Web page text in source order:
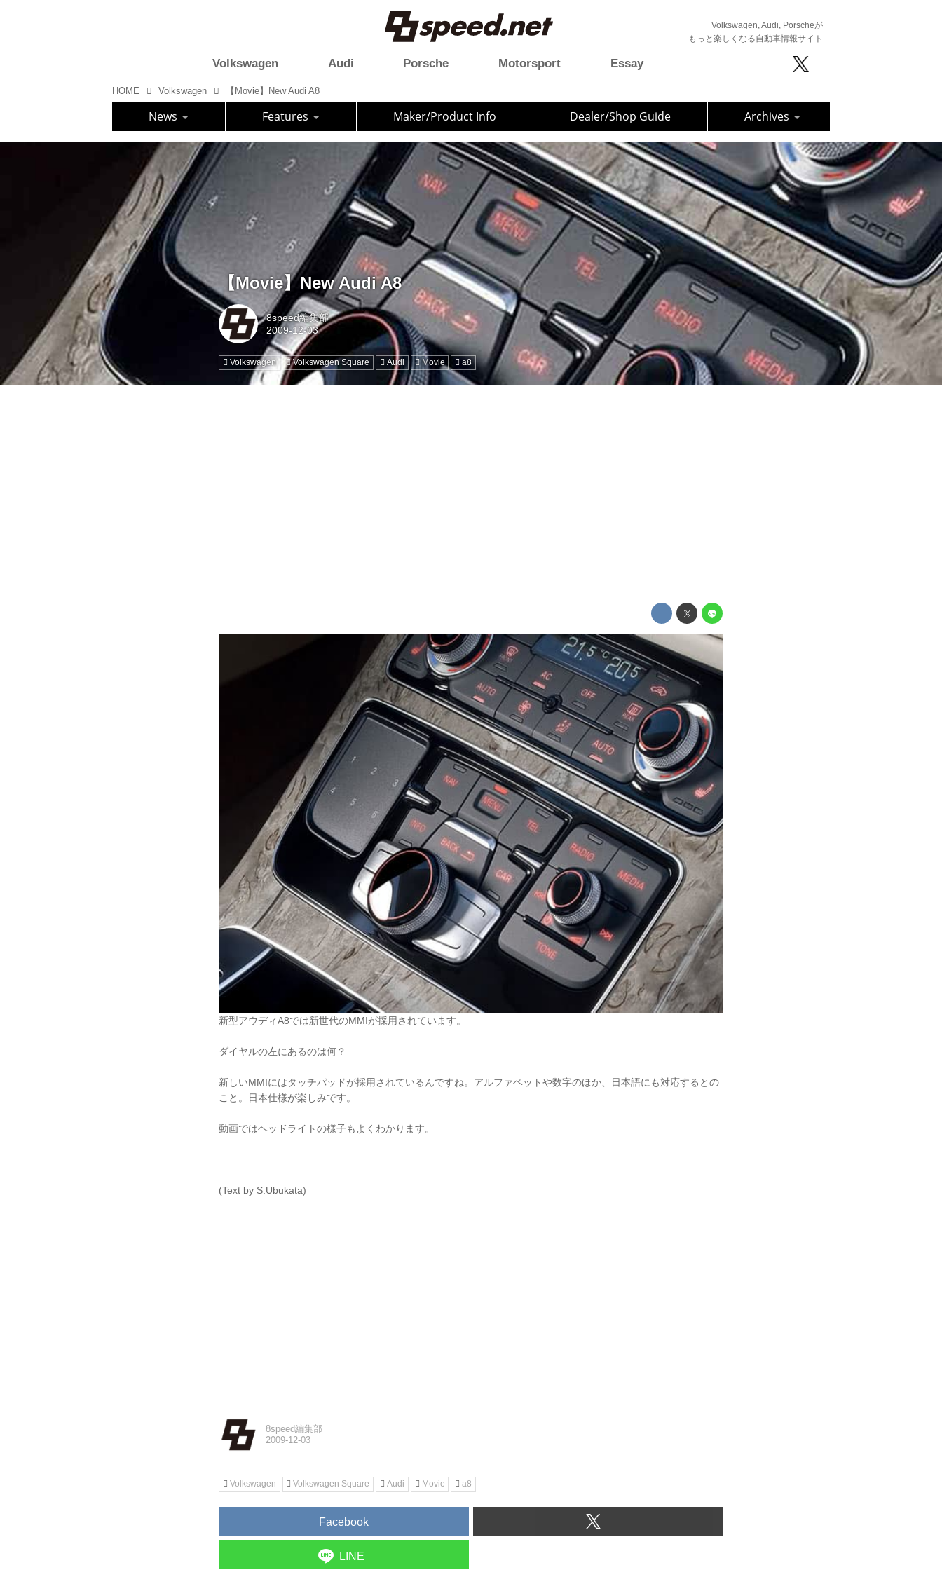
Volkswagen, Audi, Porscheが
もっと楽しくなる自動車情報サイト
Volkswagen Audi Porsche Motorsport Essay
HOME Volkswagen 【Movie】New Audi A8
News Features Maker/Product Info Dealer/Shop Guide Archives
【Movie】New Audi A8
8speed編集部
Volkswagen Volkswagen Square Audi Movie a8
新型アウディA8では新世代のMMIが採用されています。
ダイヤルの左にあるのは何？
新しいMMIにはタッチパッドが採用されているんですね。アルファベットや数字のほか、日本語にも対応するとの
こと。日本仕様が楽しみです。
動画ではヘッドライトの様子もよくわかります。
(Text by S.Ubukata)
8speed編集部
Volkswagen Volkswagen Square Audi Movie a8
Facebook
LINE